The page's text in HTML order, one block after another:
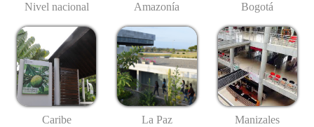
Nivel nacional Amazonía Bogotá
Caribe La Paz Manizales